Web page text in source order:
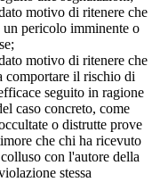
motivo di ritenere che
pericolo imminente o
motivo di ritenere che
comportare il rischio di
seguito in ragione
caso concreto, come
o distrutte prove
che chi ha ricevuto
con l'autore della
stessa